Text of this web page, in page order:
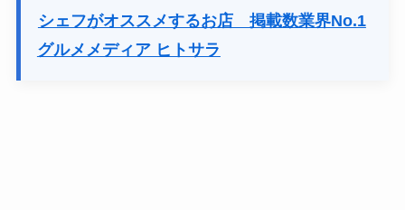
シェフがオススメするお店 掲載数業界No.1
グルメメディア ヒトサラ